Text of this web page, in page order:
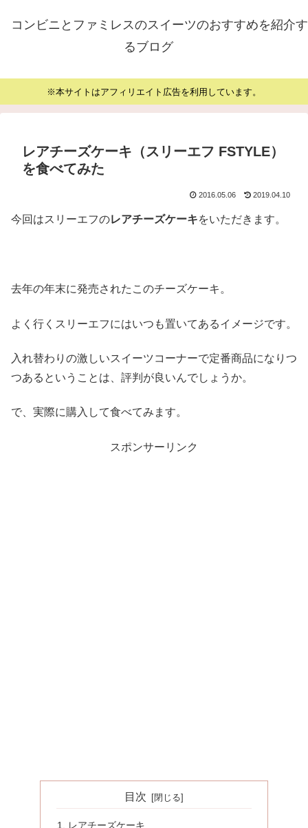
コンビニとファミレスのスイーツのおすすめを紹介す
るブログ
※本サイトはアフィリエイト広告を利用しています。
レアチーズケーキ（スリーエフ FSTYLE）
を食べてみた
2016.05.06 2019.04.10
今回はスリーエフのレアチーズケーキをいただきます。
去年の年末に発売されたこのチーズケーキ。
よく行くスリーエフにはいつも置いてあるイメージです。
入れ替わりの激しいスイーツコーナーで定番商品になりつ
つあるということは、評判が良いんでしょうか。
で、実際に購入して食べてみます。
スポンサーリンク
目次
レアチーズケーキ